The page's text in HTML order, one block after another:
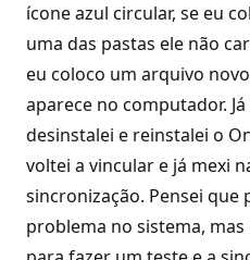
ícone azul circular, se eu
uma das pastas ele não
eu coloco um arquivo
aparece no computador.
desinstalei e reinstalei o
voltei a vincular e já mexi
sincronização. Pensei que
problema no sistema,